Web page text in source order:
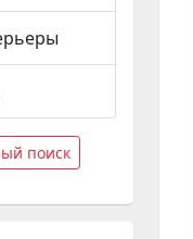
поиск